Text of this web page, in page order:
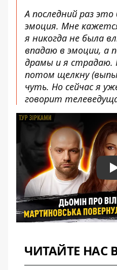
А последний раз
эмоция. Мне
я никогда не была
впадаю в эмоции, а
драмы и я
потом щелкну
чуть. Но сейчас я
говорит
ЧИТАЙТЕ НАС В